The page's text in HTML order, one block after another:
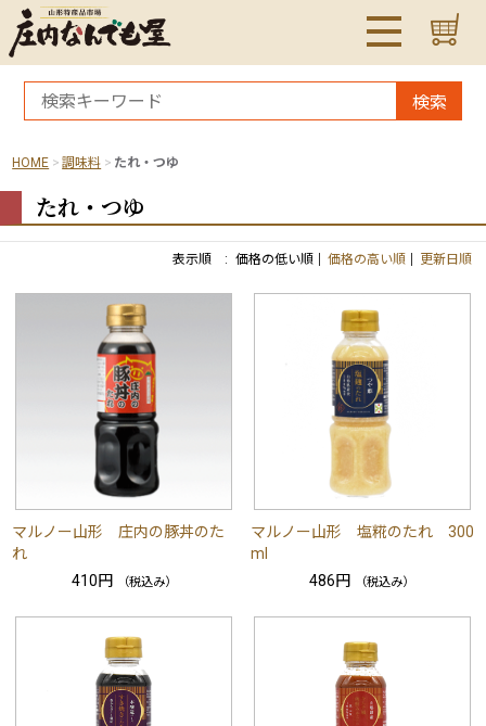
検索
HOME 調味料 たれ・つゆ
たれ・つゆ
表示順 : 価格の低い順 価格の高い順 更新日順
マルノー山形 庄内の豚丼のた
れ
410円
（税込み）
マルノー山形 塩糀のたれ 300
ml
486円
（税込み）